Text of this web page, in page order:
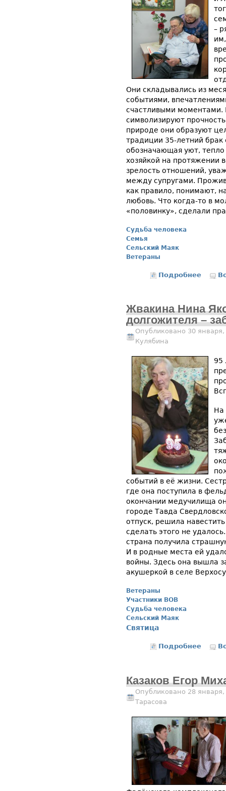
–
Они складывались из
событиями,
счастливыми
символизируют
природе они образуют
традиции 35-летний брак
обозначающая уют,
хозяйкой на протяжении
зрелость отношений,
между супругами.
как правило, понимают,
любовь. Что когда-то в
«половинку», сделали
Судьба человека
Семья
Сельский Маяк
Ветераны
Подробнее о
Жвакина Нина
долгожителя –
Опубликовано 30
Кулябина
95
На
событий в её жизни.
где она поступила в
окончании медучилища
городе Тавда
отпуск, решила
сделать этого не
страна получила
И в родные места ей
войны. Здесь она вышла
акушеркой в селе
Ветераны
Участники ВОВ
Судьба человека
Сельский Маяк
Святица
Подробнее о
Казаков Егор
Опубликовано 28
Тарасова